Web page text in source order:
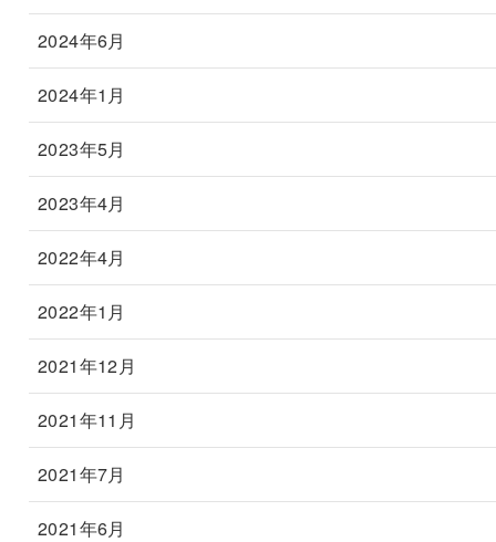
2024年6月
2024年1月
2023年5月
2023年4月
2022年4月
2022年1月
2021年12月
2021年11月
2021年7月
2021年6月